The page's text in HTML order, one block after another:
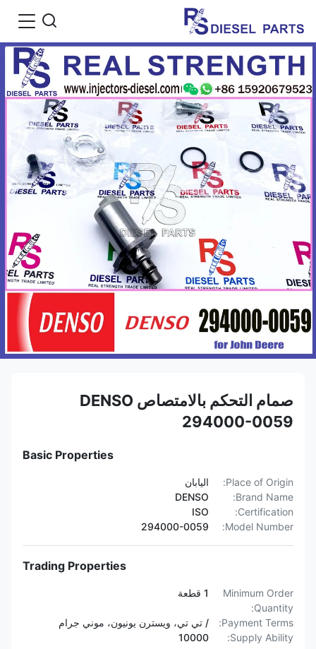
صمام التحكم بالامتصاص DENSO
294000-0059
Basic Properties
Place of Origin:
اليابان
Brand Name:
DENSO
Certification:
ISO
Model Number:
294000-0059
Trading Properties
Minimum Order
Quantity:
1 قطعة
Payment Terms:
/ تي تي، ويسترن يونيون، موني جرام
Supply Ability:
10000